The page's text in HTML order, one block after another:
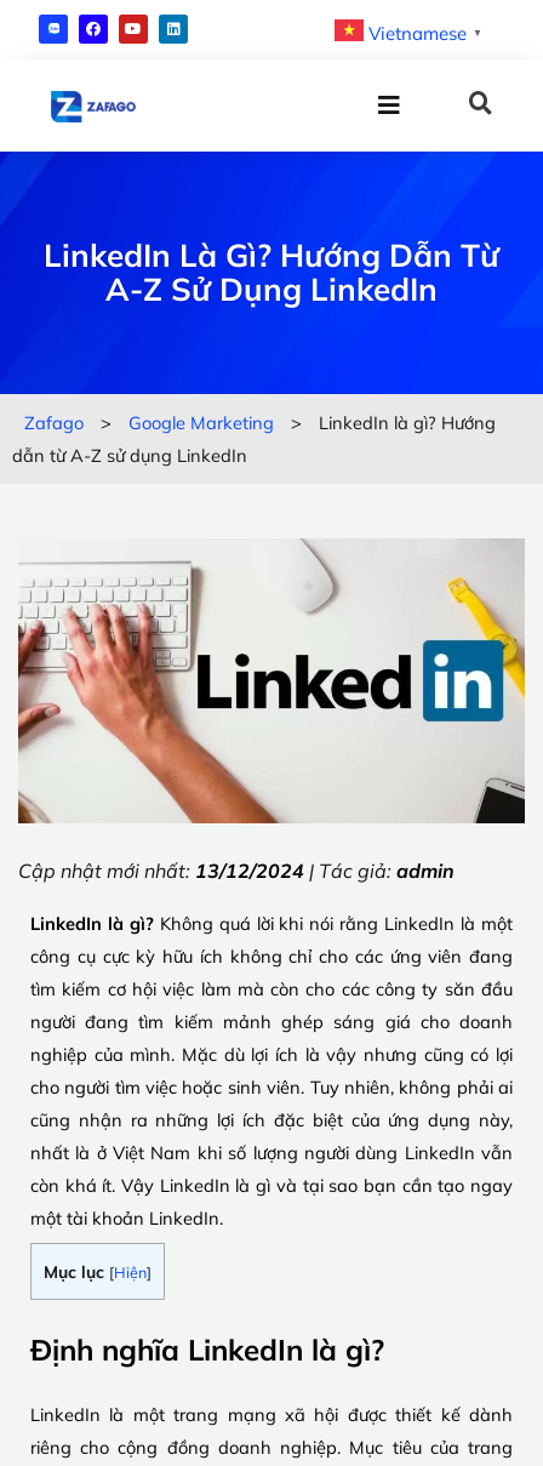
Vietnamese ▼
LinkedIn Là Gì? Hướng Dẫn Từ
A-Z Sử Dụng LinkedIn
Zafago > Google Marketing >
LinkedIn là gì? Hướng
dẫn từ A-Z sử dụng LinkedIn
Cập nhật mới nhất: 13/12/2024 | Tác giả: admin
LinkedIn là gì?Không quá lời khi nói rằng LinkedIn là một
công cụ cực kỳ hữu ích không chỉ cho các ứng viên đang
tìm kiếm cơ hội việc làm mà còn cho các công ty săn đầu
người đang tìm kiếm mảnh ghép sáng giá cho doanh
nghiệp của mình. Mặc dù lợi ích là vậy nhưng cũng có lợi
cho người tìm việc hoặc sinh viên. Tuy nhiên, không phải ai
cũng nhận ra những lợi ích đặc biệt của ứng dụng này,
nhất là ở Việt Nam khi số lượng người dùng LinkedIn vẫn
còn khá ít. Vậy LinkedIn là gì và tại sao bạn cần tạo ngay
một tài khoản LinkedIn.
Mục lục [Hiện]
Định nghĩa LinkedIn là gì?
LinkedIn là một trang mạng xã hội được thiết kế dành
riêng cho cộng đồng doanh nghiệp. Mục tiêu của trang